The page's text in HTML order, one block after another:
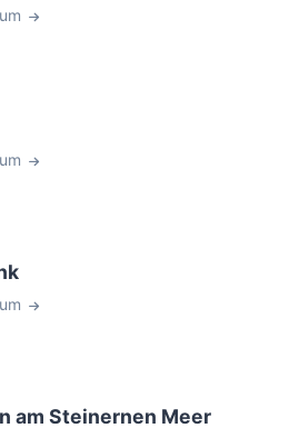
am Steinernen Meer